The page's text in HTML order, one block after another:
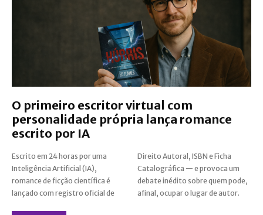
O primeiro escritor virtual com
personalidade própria lança romance
escrito por IA
Escrito em 24 horas por uma
Inteligência Artificial (IA),
romance de ficção científica é
lançado com registro oficial de
Direito Autoral, ISBN e Ficha
Catalográfica — e provoca um
debate inédito sobre quem pode,
afinal, ocupar o lugar de autor.